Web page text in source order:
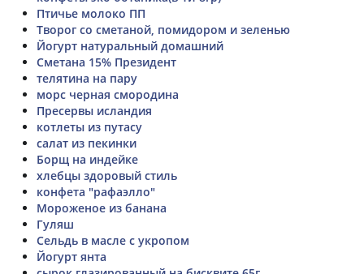
Птичье молоко ПП
Творог со сметаной, помидором и зеленью
Йогурт натуральный домашний
Сметана 15% Президент
телятина на пару
морс черная смородина
Пресервы исландия
котлеты из путасу
салат из пекинки
Борщ на индейке
хлебцы здоровый стиль
конфета "рафаэлло"
Мороженое из банана
Гуляш
Сельдь в масле с укропом
Йогурт янта